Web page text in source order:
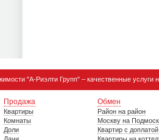
"А-Риэлти Групп" – качественные
Продажа
Квартиры
Комнаты
Доли
Обмен
Район на район
Москву на
Квартир с доплатой